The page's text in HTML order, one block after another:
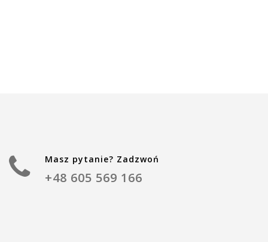
Masz pytanie? Zadzwoń
+48 605 569 166